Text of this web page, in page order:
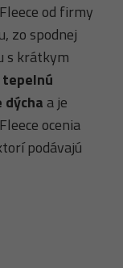
od firmy
zo spodnej
s krátkym
dýcha a je
ocenia
podávajú